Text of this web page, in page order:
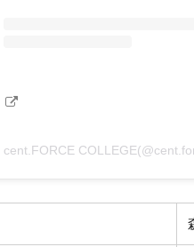
cent.FORCE